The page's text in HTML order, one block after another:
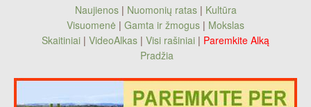
Naujienos| Nuomonių ratas| Kultūra
Visuomenė | Gamta ir žmogus | Mokslas
Skaitiniai | VideoAlkas | Visi rašiniai | Paremkite Alką
Pradžia